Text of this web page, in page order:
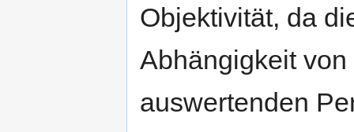
Objektivität, da
Abhängigkeit
auswertenden